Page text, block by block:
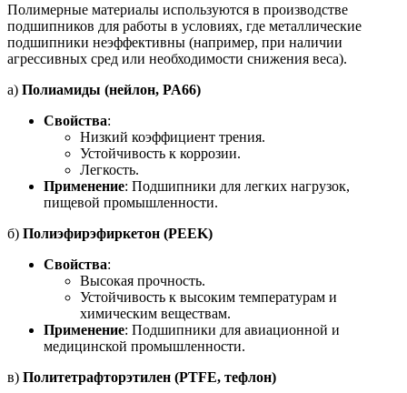
Полимерные материалы используются в производстве
подшипников для работы в условиях, где металлические
подшипники неэффективны (например, при наличии
агрессивных сред или необходимости снижения веса).
а) Полиамиды (нейлон, PA66)
Свойства:
Низкий коэффициент трения.
Устойчивость к коррозии.
Легкость.
Применение: Подшипники для легких нагрузок,
пищевой промышленности.
б) Полиэфирэфиркетон (PEEK)
Свойства:
Высокая прочность.
Устойчивость к высоким температурам и
химическим веществам.
Применение: Подшипники для авиационной и
медицинской промышленности.
в) Политетрафторэтилен (PTFE, тефлон)